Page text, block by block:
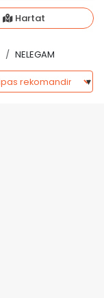
Hartat
NELEGAM